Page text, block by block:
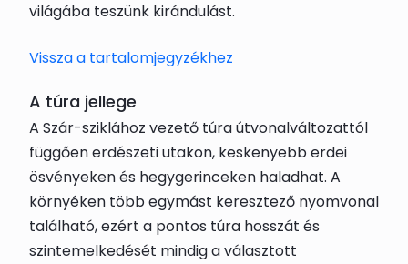
világába teszünk kirándulást.
Vissza a tartalomjegyzékhez
A túra jellege
A Szár-sziklához vezető túra útvonalváltozattól
függően erdészeti utakon, keskenyebb erdei
ösvényeken és hegygerinceken haladhat. A
környéken több egymást keresztező nyomvonal
található, ezért a pontos túra hosszát és
szintemelkedését mindig a választott